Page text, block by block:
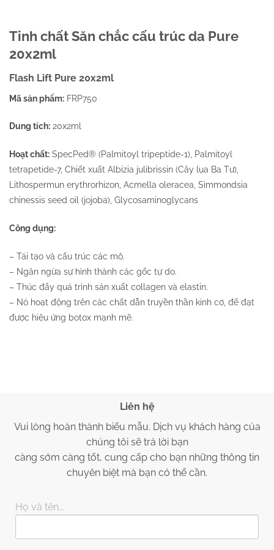
Tinh chất Săn chắc cấu trúc da Pure
20x2ml
Flash Lift Pure 20x2ml
Mã sản phẩm: FRP750
Dung tích: 20x2ml
Hoạt chất: SpecPed® (Palmitoyl tripeptide-1), Palmitoyl
tetrapetide-7, Chiết xuất Albizia julibrissin (Cây lụa Ba Tư),
Lithospermun erythrorhizon, Acmella oleracea, Simmondsia
chinessis seed oil (jojoba), Glycosaminoglycans
Công dụng:
– Tái tạo và cấu trúc các mô.
– Ngăn ngừa sự hình thành các gốc tự do.
– Thúc đẩy quá trình sản xuất collagen và elastin.
– Nó hoạt động trên các chất dẫn truyền thần kinh cơ, để đạt
được hiệu ứng botox mạnh mẽ.
Liên hệ
Vui lòng hoàn thành biểu mẫu. Dịch vụ khách hàng của
chúng tôi sẽ trả lời bạn
càng sớm càng tốt, cung cấp cho bạn những thông tin
chuyên biệt mà bạn có thể cần.
Họ và tên...